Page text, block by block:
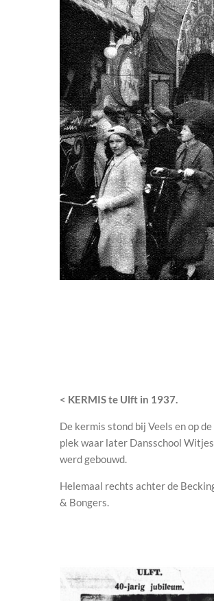
< KERMIS te Ulft in 1937.
De kermis stond bij Veels en op de
plek waar later Dansschool Witjes
werd gebouwd.
Helemaal rechts achter de
& Bongers.